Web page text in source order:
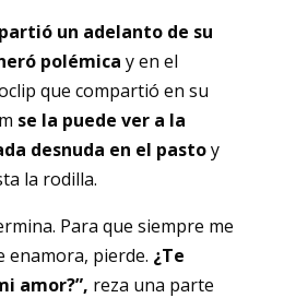
un adelanto de su
polémica y en el
que compartió en su
se la puede ver a la
desnuda en el pastoy
la rodilla.
Para que siempre me
enamora, pierde. ¿Te
amor?”, reza una parte